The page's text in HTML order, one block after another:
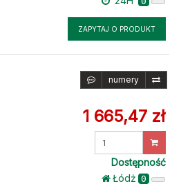
ZAPYTAJ O PRODUKT
numery
1 665,47 zł
Dostępność
Łódż 0